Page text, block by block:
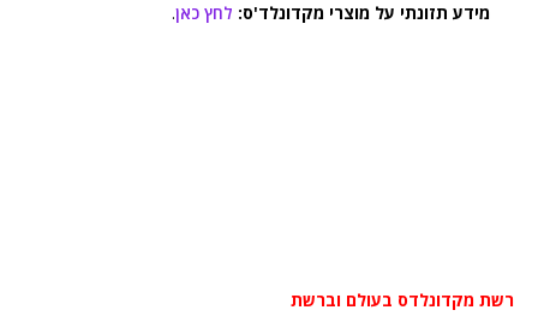
מידע תזונתי על מוצרי מקדונלד'ס: לחץ כאן.
רשת מקדונלדס בעולם וברשת